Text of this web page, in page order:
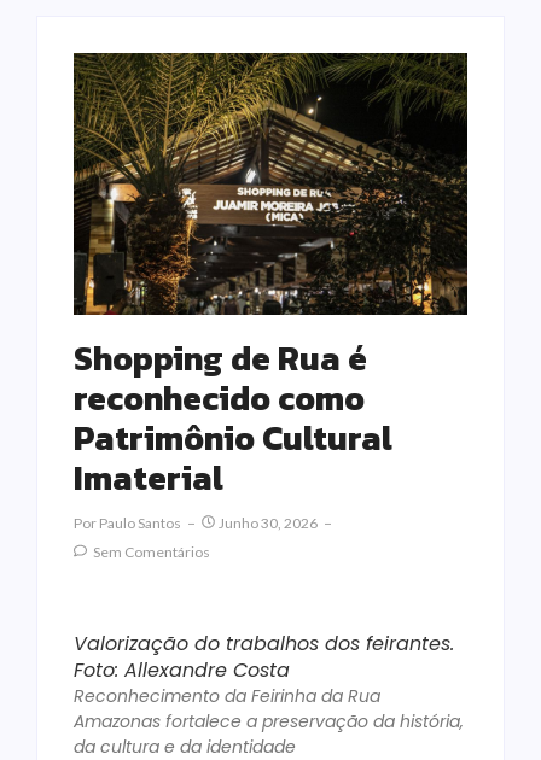
Shopping de Rua é
reconhecido como
Patrimônio Cultural
Imaterial
Por Paulo Santos
Junho 30, 2026
Sem Comentários
Valorização do trabalhos dos feirantes.
Foto: Allexandre Costa
Reconhecimento da Feirinha da Rua
Amazonas fortalece a preservação da história,
da cultura e da identidade